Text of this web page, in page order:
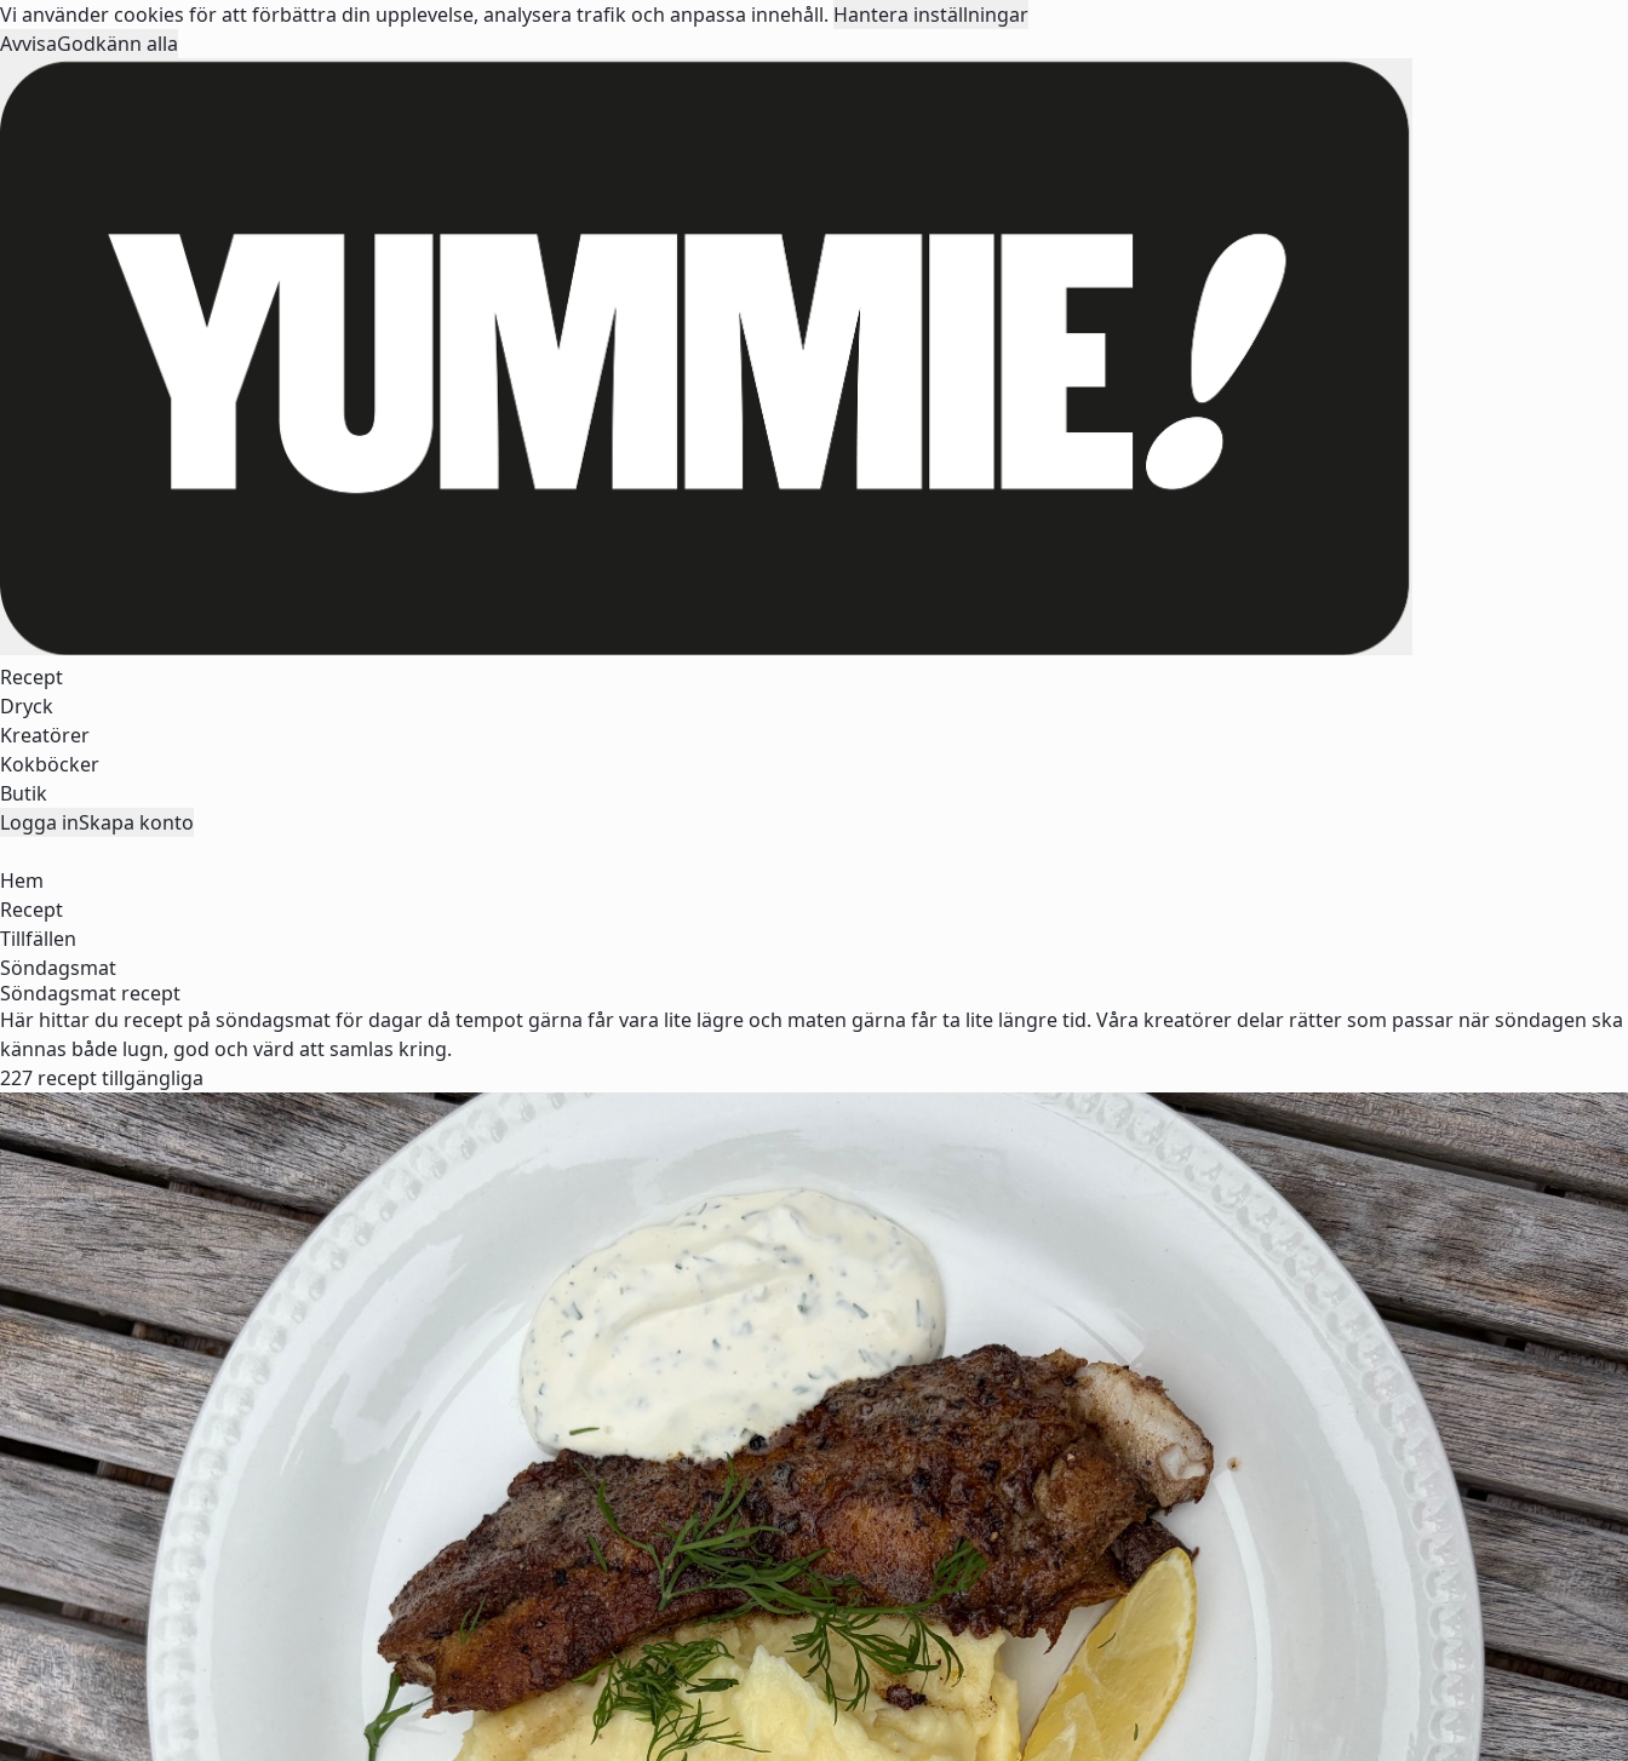
Vi använder cookies för att förbättra din upplevelse, analysera trafik och anpassa innehåll. Hantera inställningar
AvvisaGodkänn alla
Recept
Dryck
Kreatörer
Kokböcker
Butik
Logga inSkapa konto
Hem
Recept
Tillfällen
Söndagsmat
Söndagsmat recept
Här hittar du recept på söndagsmat för dagar då tempot gärna får vara lite lägre och maten gärna får ta lite längre tid. Våra kreatörer delar rätter som passar när söndagen ska
kännas både lugn, god och värd att samlas kring.
227 recept tillgängliga